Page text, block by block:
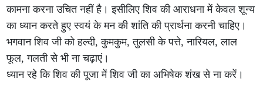
कामना करना उचित नहीं है। इसीलिए शिव की आराधना में केवल शून्य
का ध्यान करते हुए स्वयं के मन की शांति की प्रार्थना करनी चाहिए।
भगवान शिव जी को हल्दी, कुमकुम, तुलसी के पत्ते, नारियल, लाल
फूल, गलती से भी ना चढ़ाएं।
ध्यान रहे कि शिव की पूजा में शिव जी का अभिषेक शंख से ना करें।